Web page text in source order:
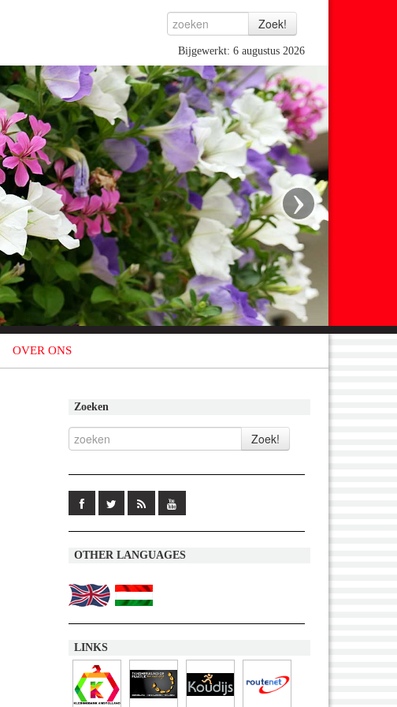
Bijgewerkt: 6 augustus 2026
›
OVER ONS
Zoeken
OTHER LANGUAGES
LINKS